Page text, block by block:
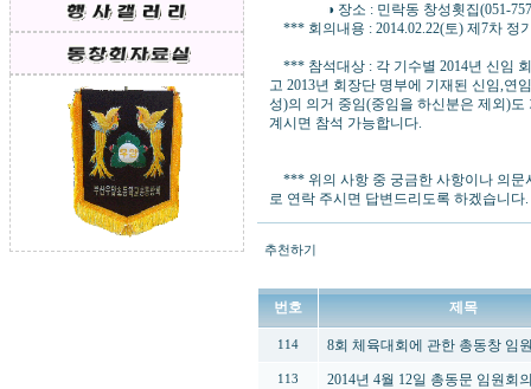
◑ 장소 : 민락동 창성횟집(051-757-
*** 회의내용 : 2014.02.22(토) 제7차 정
*** 참석대상 : 각 기수별 2014년 신임
고 2013년 회장단 명부에 기재된 신임,연
성)의 의거 중임(중임을 하신분은 제외)
계시면 참석 가능합니다.
*** 위의 사항 중 궁금한 사항이나 의문
로 연락 주시면 답변드리도록 하겠습니다.
추천하기
번호 제목
114 8회 체육대회에 관한 총동창 임
113 2014년 4월 12일 총동문 임원회